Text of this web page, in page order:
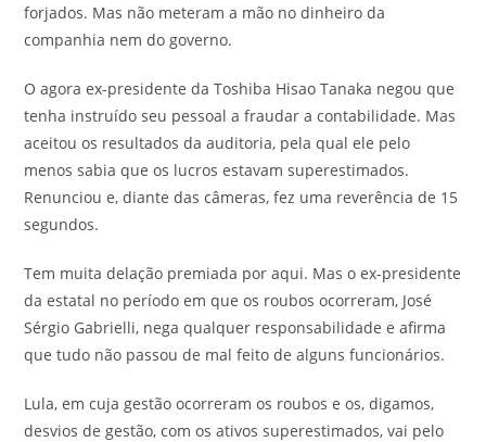
forjados. Mas não meteram a mão no dinheiro da
companhia nem do governo.
O agora ex-presidente da Toshiba Hisao Tanaka negou que
tenha instruído seu pessoal a fraudar a contabilidade. Mas
aceitou os resultados da auditoria, pela qual ele pelo
menos sabia que os lucros estavam superestimados.
Renunciou e, diante das câmeras, fez uma reverência de 15
segundos.
Tem muita delação premiada por aqui. Mas o ex-presidente
da estatal no período em que os roubos ocorreram, José
Sérgio Gabrielli, nega qualquer responsabilidade e afirma
que tudo não passou de mal feito de alguns funcionários.
Lula, em cuja gestão ocorreram os roubos e os, digamos,
desvios de gestão, com os ativos superestimados, vai pelo